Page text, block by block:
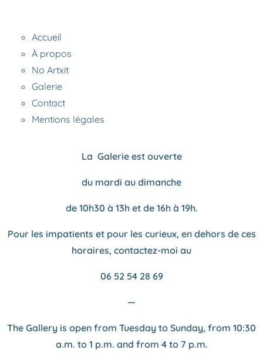
Accueil
À propos
No Artxit
Galerie
Contact
Mentions légales
La Galerie est ouverte
du mardi au dimanche
de 10h30 à 13h et de 16h à 19h.
Pour les impatients et pour les curieux, en dehors de ces
horaires, contactez-moi au
06 52 54 28 69
—
The Gallery is open from Tuesday to Sunday, from 10:30
a.m. to 1 p.m. and from 4 to 7 p.m.